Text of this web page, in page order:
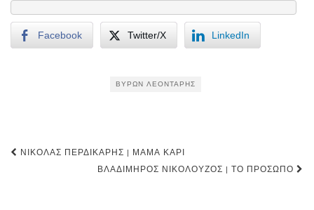
Facebook Twitter/X LinkedIn
ΒΎΡΩΝ ΛΕΟΝΤΆΡΗΣ
Post
navigation
ΝΙΚΌΛΑΣ ΠΕΡΔΙΚΆΡΗΣ | ΜΆΜΑ ΚΆΡΙ
ΒΛΑΔΊΜΗΡΟΣ ΝΙΚΟΛΟΎΖΟΣ | ΤΟ ΠΡΌΣΩΠΟ